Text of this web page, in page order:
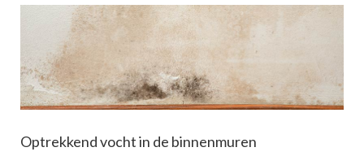
Optrekkend vocht in de binnenmuren